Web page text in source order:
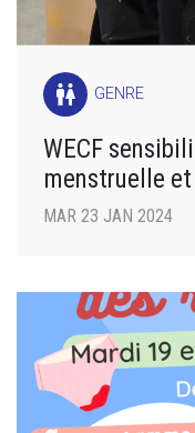
wc GENRE
WECF
menstruelle
MAR 23 JAN 2024